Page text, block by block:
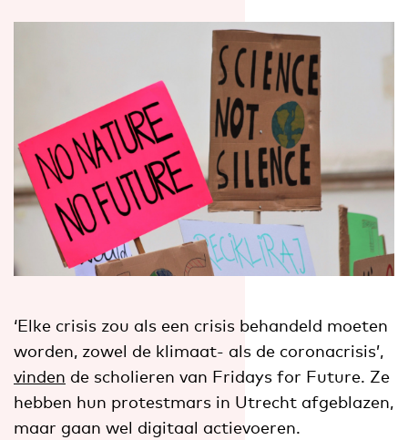
‘Elke crisis zou als een crisis behandeld moeten
worden, zowel de klimaat- als de coronacrisis’,
vinden de scholieren van Fridays for Future. Ze
hebben hun protestmars in Utrecht afgeblazen,
maar gaan wel digitaal actievoeren.